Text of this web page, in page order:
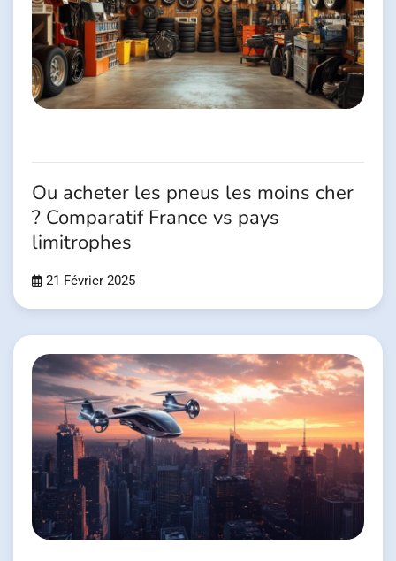
Ou acheter les pneus les moins cher
? Comparatif France vs pays
limitrophes
21 Février 2025